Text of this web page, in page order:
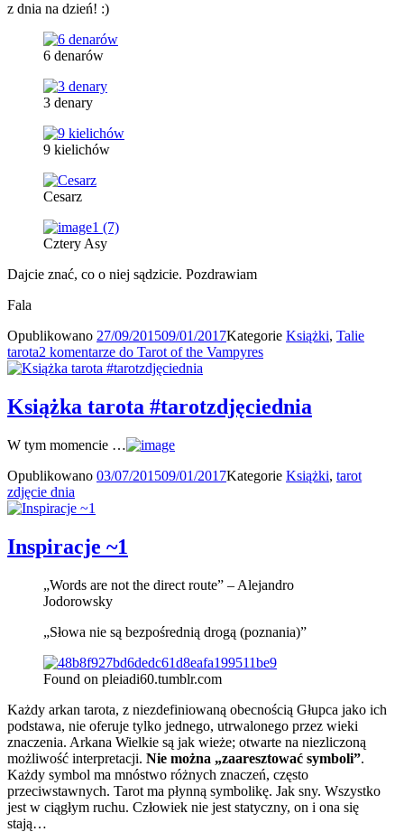
z dnia na dzień! :)
6 denarów
3 denary
9 kielichów
Cesarz
Cztery Asy
Dajcie znać, co o niej sądzicie. Pozdrawiam
Fala
Opublikowano 27/09/201509/01/2017Kategorie Książki, Talie
tarota2 komentarze do Tarot of the Vampyres
Książka tarota #tarotzdjęciednia
W tym momencie …
Opublikowano 03/07/201509/01/2017Kategorie Książki, tarot
zdjęcie dnia
Inspiracje ~1
„Words are not the direct route” – Alejandro
Jodorowsky
„Słowa nie są bezpośrednią drogą (poznania)”
Found on pleiadi60.tumblr.com
Każdy arkan tarota, z niezdefiniowaną obecnością Głupca jako ich
podstawa, nie oferuje tylko jednego, utrwalonego przez wieki
znaczenia. Arkana Wielkie są jak wieże; otwarte na niezliczoną
możliwość interpretacji. Nie można „zaaresztować symboli”.
Każdy symbol ma mnóstwo różnych znaczeń, często
przeciwstawnych. Tarot ma płynną symbolikę. Jak sny. Wszystko
jest w ciągłym ruchu. Człowiek nie jest statyczny, on i ona się
stają…